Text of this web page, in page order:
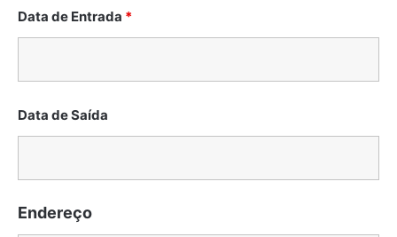
Data de Entrada *
Data de Saída
Endereço